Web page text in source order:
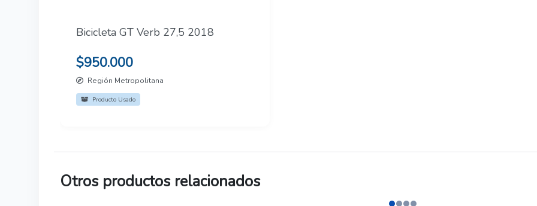
Bicicleta GT Verb 27,5 2018
$950.000
Región Metropolitana
Producto Usado
Otros productos relacionados